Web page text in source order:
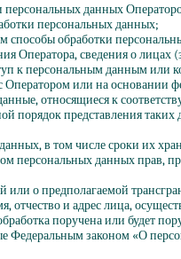
персональных данных
персональных данных;
способы обработки
Оператора, сведения о лицах
к персональным данным или
или на основании
относящиеся к
порядок представления
в том числе сроки их
персональных данных прав,
о предполагаемой
и адрес лица,
поручена или будет
Федеральным законом «О